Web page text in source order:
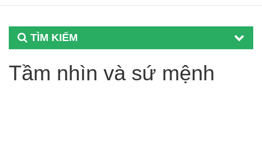
TÌM KIẾM
Tầm nhìn và sứ mệnh